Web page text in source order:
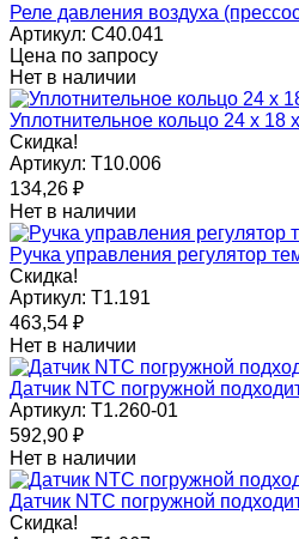
Реле давления воздуха
Артикул: C40.041
Цена по запросу
Нет в наличии
Уплотнительное кольцо 24 x
Скидка!
Артикул: T10.006
134,26 ₽
Нет в наличии
Ручка управления регулятор
Скидка!
Артикул: T1.191
463,54 ₽
Нет в наличии
Датчик NTC погружной
Артикул: T1.260-01
592,90 ₽
Нет в наличии
Датчик NTC погружной
Скидка!